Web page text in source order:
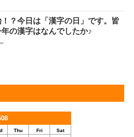
？今日は「漢字の日」です。皆
の漢字はなんでしたか♪
Thu Fri Sat